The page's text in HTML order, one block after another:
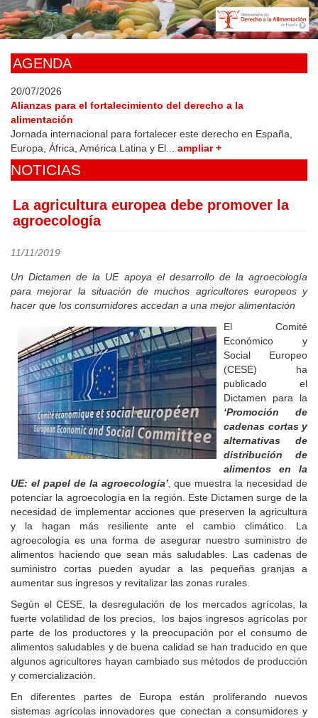
Skip
to
main
AGENDA
20/07/2026
Alianzas para el fortalecimiento del derecho a la
alimentación
Jornada internacional para fortalecer este derecho en España,
Europa, África, América Latina y El... ampliar +
NOTICIAS
La agricultura europea debe promover la
agroecología
11/11/2019
Un Dictamen de la UE apoya el desarrollo de la agroecología
para mejorar la situación de muchos agricultores europeos y
hacer que los consumidores accedan a una mejor alimentación
El Comité
Económico y
Social Europeo
(CESE) ha
publicado el
Dictamen para la
‘Promoción de
cadenas cortas y
alternativas de
distribución de
alimentos en la
UE: el papel de la agroecología’, que muestra la necesidad de
potenciar la agroecología en la región. Este Dictamen surge de la
necesidad de implementar acciones que preserven la agricultura
y la hagan más resiliente ante el cambio climático. La
agroecología es una forma de asegurar nuestro suministro de
alimentos haciendo que sean más saludables. Las cadenas de
suministro cortas pueden ayudar a las pequeñas granjas a
aumentar sus ingresos y revitalizar las zonas rurales.
Según el CESE, la desregulación de los mercados agrícolas, la
fuerte volatilidad de los precios, los bajos ingresos agrícolas por
parte de los productores y la preocupación por el consumo de
alimentos saludables y de buena calidad se han traducido en que
algunos agricultores hayan cambiado sus métodos de producción
y comercialización.
En diferentes partes de Europa están proliferando nuevos
sistemas agrícolas innovadores que conectan a consumidores y